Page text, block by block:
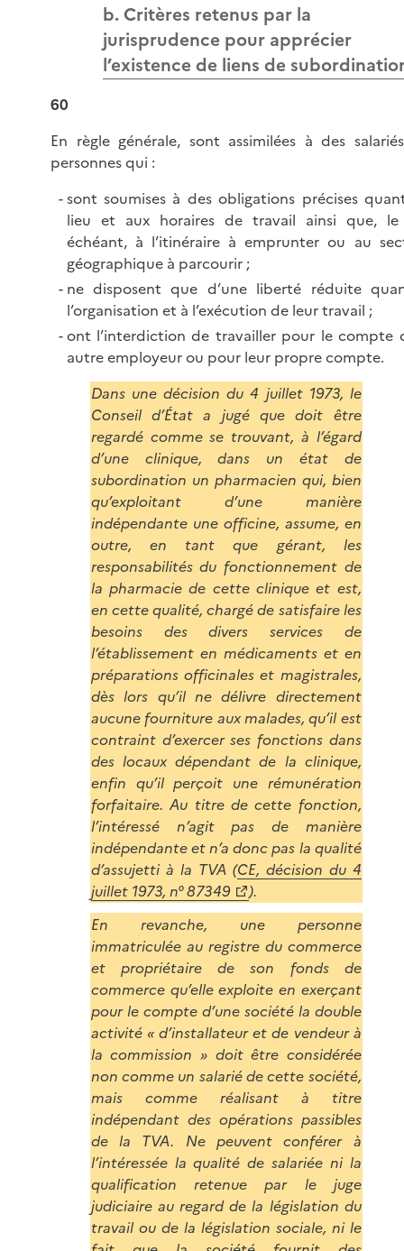
b. Critères retenus par la
jurisprudence pour apprécier
l’existence de liens de
60
En règle générale, sont assimilées à des
personnes qui :
sont soumises à des obligations précises
lieu et aux horaires de travail ainsi que, le
échéant, à l’itinéraire à emprunter ou au
géographique à parcourir ;
ne disposent que d’une liberté réduite
l’organisation et à l’exécution de leur travail ;
ont l’interdiction de travailler pour le compte
autre employeur ou pour leur propre compte.
Dans une décision du 4 juillet 1973, le
Conseil d’État a jugé que doit être
regardé comme se trouvant, à l’égard
d’une clinique, dans un état de
subordination un pharmacien qui, bien
qu’exploitant d’une manière
indépendante une officine, assume, en
outre, en tant que gérant, les
responsabilités du fonctionnement de
la pharmacie de cette clinique et est,
en cette qualité, chargé de satisfaire les
besoins des divers services de
l’établissement en médicaments et en
préparations officinales et magistrales,
dès lors qu’il ne délivre directement
aucune fourniture aux malades, qu’il est
contraint d’exercer ses fonctions dans
des locaux dépendant de la clinique,
enfin qu’il perçoit une rémunération
forfaitaire. Au titre de cette fonction,
l’intéressé n’agit pas de manière
indépendante et n’a donc pas la qualité
d’assujetti à la TVA (CE, décision du 4
juillet 1973, n° 87349
).
En revanche, une personne
immatriculée au registre du commerce
et propriétaire de son fonds de
commerce qu’elle exploite en exerçant
pour le compte d’une société la double
activité « d’installateur et de vendeur à
la commission » doit être considérée
non comme un salarié de cette société,
mais comme réalisant à titre
indépendant des opérations passibles
de la TVA. Ne peuvent conférer à
l’intéressée la qualité de salariée ni la
qualification retenue par le juge
judiciaire au regard de la législation du
travail ou de la législation sociale, ni le